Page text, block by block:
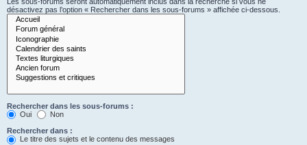
désactivez pas l’option « Rechercher dans les sous-forums » affichée ci-dessous.
Rechercher dans les sous-forums :
Oui
Non
Rechercher dans :
Le titre des sujets et le contenu des messages